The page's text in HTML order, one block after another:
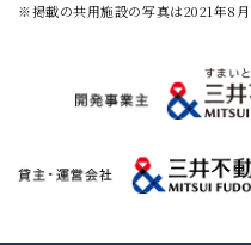
※掲載の共用施設の写真は2021年8月